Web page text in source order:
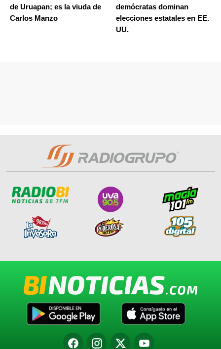
de Uruapan; es la viuda de
Carlos Manzo
demócratas dominan
elecciones estatales en EE.
UU.